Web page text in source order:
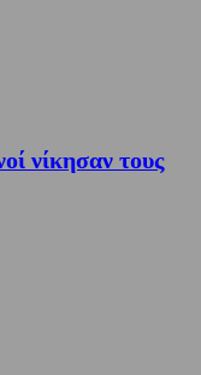
νίκησαν τους